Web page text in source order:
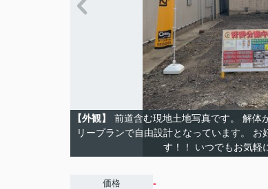
【外観】
前道含む現地土地写真です。 解体
リープランで自由設計となっています。
す！！ いつでもお気軽
価格 -